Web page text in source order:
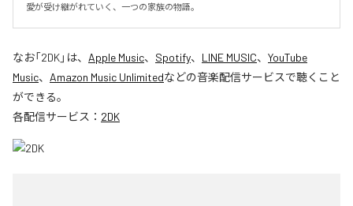
愛が受け継がれていく、一つの家族の物語。
なお「2DK」は、 Apple Music、 Spotify、 LINE MUSIC、 YouTube
Music、 Amazon Music Unlimitedなどの音楽配信サービスで聴くこと
ができる。
各配信サービス： 2DK